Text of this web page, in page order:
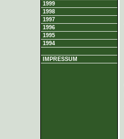
1999
1998
1997
1996
1995
1994
IMPRESSUM